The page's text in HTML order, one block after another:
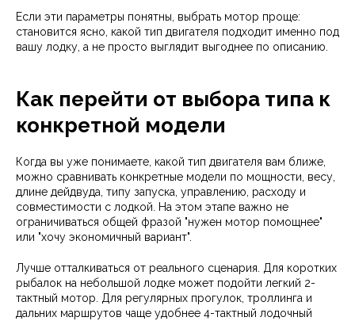
Если эти параметры понятны, выбрать мотор проще:
становится ясно, какой тип двигателя подходит именно под
вашу лодку, а не просто выглядит выгоднее по описанию.
Как перейти от выбора типа к
конкретной модели
Когда вы уже понимаете, какой тип двигателя вам ближе,
можно сравнивать конкретные модели по мощности, весу,
длине дейдвуда, типу запуска, управлению, расходу и
совместимости с лодкой. На этом этапе важно не
ограничиваться общей фразой "нужен мотор помощнее"
или "хочу экономичный вариант".
Лучше отталкиваться от реального сценария. Для коротких
рыбалок на небольшой лодке может подойти легкий 2-
тактный мотор. Для регулярных прогулок, троллинга и
дальних маршрутов чаще удобнее 4-тактный лодочный